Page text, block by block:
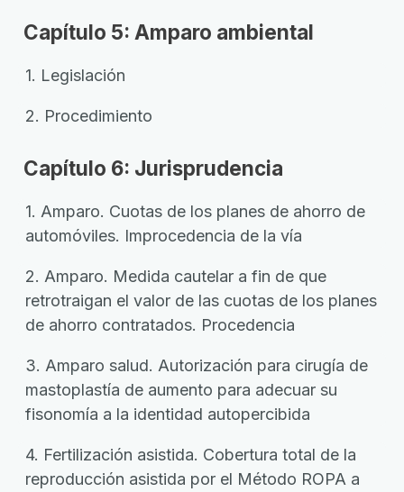
Capítulo 5: Amparo ambiental
1. Legislación
2. Procedimiento
Capítulo 6: Jurisprudencia
1. Amparo. Cuotas de los planes de ahorro de
automóviles. Improcedencia de la vía
2. Amparo. Medida cautelar a fin de que
retrotraigan el valor de las cuotas de los planes
de ahorro contratados. Procedencia
3. Amparo salud. Autorización para cirugía de
mastoplastía de aumento para adecuar su
fisonomía a la identidad autopercibida
4. Fertilización asistida. Cobertura total de la
reproducción asistida por el Método ROPA a